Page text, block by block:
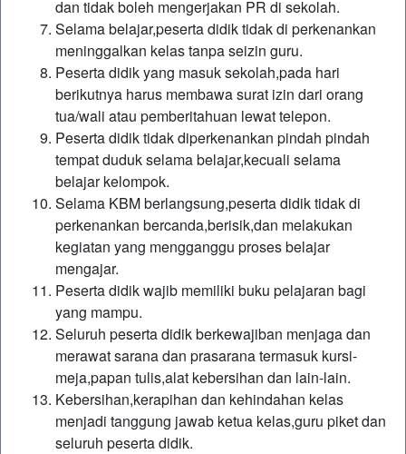
dan tidak boleh mengerjakan PR di sekolah.
Selama belajar,peserta didik tidak di perkenankan
meninggalkan kelas tanpa seizin guru.
Peserta didik yang masuk sekolah,pada hari
berikutnya harus membawa surat izin dari orang
tua/wali atau pemberitahuan lewat telepon.
Peserta didik tidak diperkenankan pindah pindah
tempat duduk selama belajar,kecuali selama
belajar kelompok.
Selama KBM berlangsung,peserta didik tidak di
perkenankan bercanda,berisik,dan melakukan
kegiatan yang mengganggu proses belajar
mengajar.
Peserta didik wajib memiliki buku pelajaran bagi
yang mampu.
Seluruh peserta didik berkewajiban menjaga dan
merawat sarana dan prasarana termasuk kursi-
meja,papan tulis,alat kebersihan dan lain-lain.
Kebersihan,kerapihan dan kehindahan kelas
menjadi tanggung jawab ketua kelas,guru piket dan
seluruh peserta didik.